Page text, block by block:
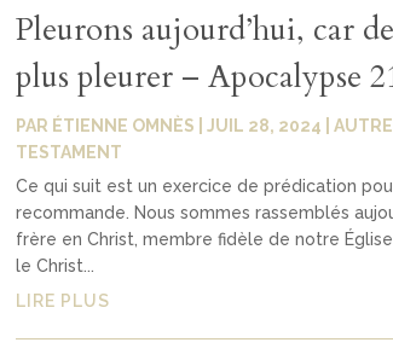
Pleurons aujourd’hui, car
plus pleurer – Apocalypse
PAR ÉTIENNE OMNÈS JUIL 28, 2024
TESTAMENT
Ce qui suit est un exercice de prédication
recommande. Nous sommes rassemblés
frère en Christ, membre fidèle de notre
le Christ...
LIRE PLUS